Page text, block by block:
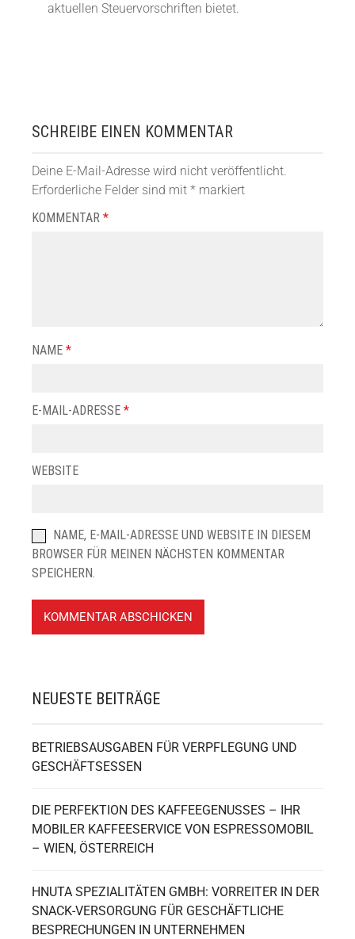
aktuellen Steuervorschriften bietet.
SCHREIBE EINEN KOMMENTAR
Deine E-Mail-Adresse wird nicht veröffentlicht.
Erforderliche Felder sind mit * markiert
KOMMENTAR *
NAME *
E-MAIL-ADRESSE *
WEBSITE
NAME, E-MAIL-ADRESSE UND WEBSITE IN DIESEM
BROWSER FÜR MEINEN NÄCHSTEN KOMMENTAR
SPEICHERN.
NEUESTE BEITRÄGE
BETRIEBSAUSGABEN FÜR VERPFLEGUNG UND
GESCHÄFTSESSEN
DIE PERFEKTION DES KAFFEEGENUSSES – IHR
MOBILER KAFFEESERVICE VON ESPRESSOMOBIL
– WIEN, ÖSTERREICH
HNUTA SPEZIALITÄTEN GMBH: VORREITER IN DER
SNACK-VERSORGUNG FÜR GESCHÄFTLICHE
BESPRECHUNGEN IN UNTERNEHMEN